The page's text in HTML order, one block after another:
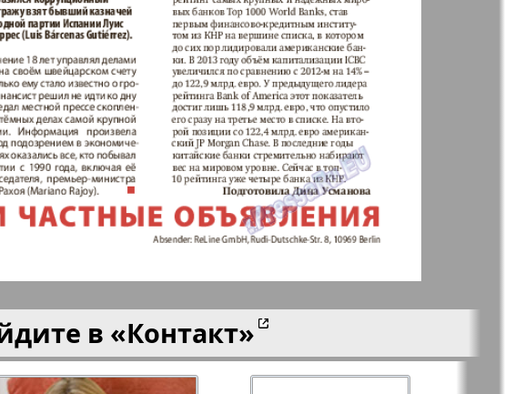
PRO Women
Europe
Районка-Nord-Ost-
Bremen-NRW
Регион Редакция Берлин
Heimat-Родина Рубеж
Рыбалка Plus RusHaus
Слово и дело Svet/Lana
в «Контакт»